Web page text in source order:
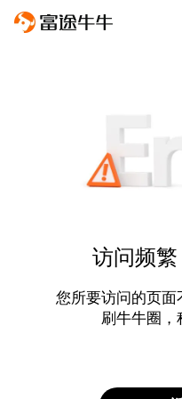
访问频
您所要访问的页面
刷牛牛圈，